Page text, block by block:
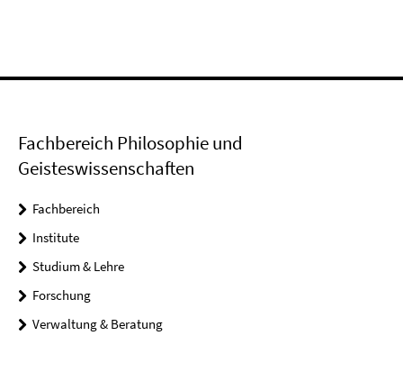
Fachbereich Philosophie und
Geisteswissenschaften
Fachbereich
Institute
Studium & Lehre
Forschung
Verwaltung & Beratung